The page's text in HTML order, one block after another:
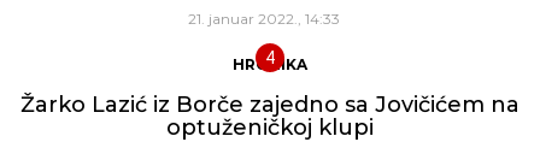
21. januar 2022., 14:33
HRONIKA
Žarko Lazić iz Borče zajedno sa Jovičićem na
optuženičkoj klupi